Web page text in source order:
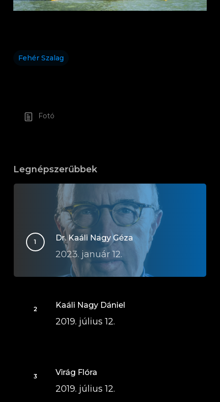
Fehér Szalag
Fotó
Legnépszerűbbek
Dr. Kaáli Nagy Géza
2023. január 12.
Kaáli Nagy Dániel
2019. július 12.
Virág Flóra
2019. július 12.